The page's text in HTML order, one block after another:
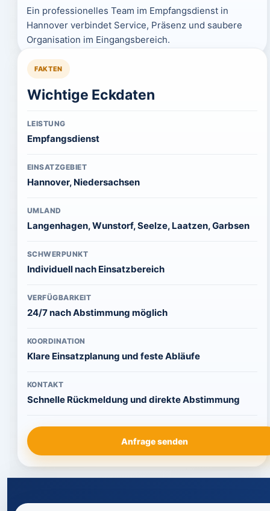
Ein professionelles Team im Empfangsdienst in
Hannover verbindet Service, Präsenz und saubere
Organisation im Eingangsbereich.
FAKTEN
Wichtige Eckdaten
LEISTUNG
Empfangsdienst
EINSATZGEBIET
Hannover, Niedersachsen
UMLAND
Langenhagen, Wunstorf, Seelze, Laatzen, Garbsen
SCHWERPUNKT
Individuell nach Einsatzbereich
VERFÜGBARKEIT
24/7 nach Abstimmung möglich
KOORDINATION
Klare Einsatzplanung und feste Abläufe
KONTAKT
Schnelle Rückmeldung und direkte Abstimmung
Anfrage senden